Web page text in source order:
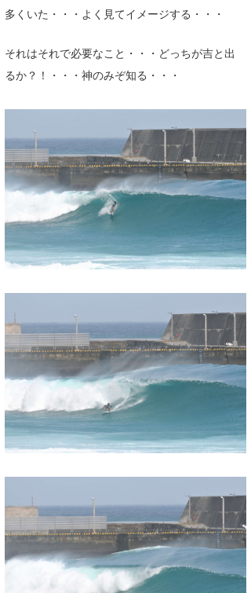
多くいた・・・よく見てイメージする・・・
それはそれで必要なこと・・・どっちが吉と出
るか？！・・・神のみぞ知る・・・